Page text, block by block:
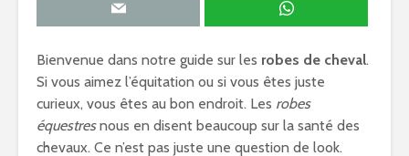
Bienvenue dans notre guide sur les robes de cheval.
Si vous aimez l’équitation ou si vous êtes juste
curieux, vous êtes au bon endroit. Les robes
équestresnous en disent beaucoup sur la santé des
chevaux. Ce n’est pas juste une question de look.